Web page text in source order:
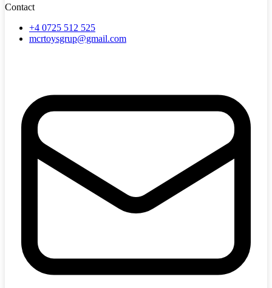
Contact
+4 0725 512 525
mcrtoysgrup@gmail.com